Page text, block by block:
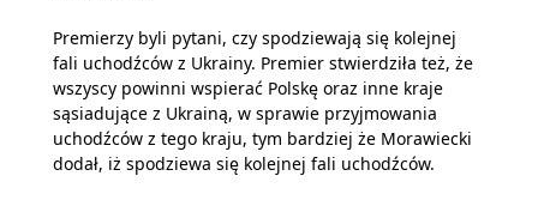
Premierzy byli pytani, czy spodziewają się kolejnej
fali uchodźców z Ukrainy. Premier stwierdziła też, że
wszyscy powinni wspierać Polskę oraz inne kraje
sąsiadujące z Ukrainą, w sprawie przyjmowania
uchodźców z tego kraju, tym bardziej że Morawiecki
dodał, iż spodziewa się kolejnej fali uchodźców.